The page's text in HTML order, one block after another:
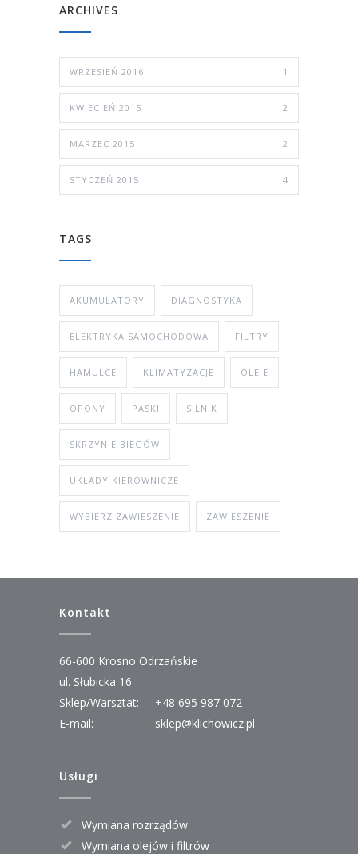
ARCHIVES
WRZESIEŃ 2016 1
KWIECIEŃ 2015 2
MARZEC 2015 2
STYCZEŃ 2015 4
TAGS
AKUMULATORY DIAGNOSTYKA
ELEKTRYKA SAMOCHODOWA FILTRY
HAMULCE KLIMATYZACJE OLEJE
OPONY PASKI SILNIK
SKRZYNIE BIEGÓW
UKŁADY KIEROWNICZE
WYBIERZ ZAWIESZENIE ZAWIESZENIE
Kontakt
66-600 Krosno Odrzańskie
ul. Słubicka 16
Sklep/Warsztat:
+48 695 987 072
E-mail:
sklep@klichowicz.pl
Usługi
Wymiana rozrządów
Wymiana olejów i filtrów